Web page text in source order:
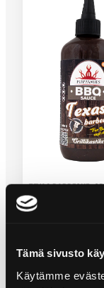
Tämä sivusto
Käytämme
TEXAS BARBEQUE -